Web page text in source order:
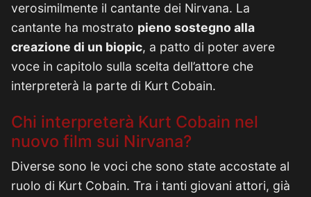
verosimilmente il cantante dei Nirvana. La
cantante ha mostrato pieno sostegno alla
creazione di un biopic, a patto di poter avere
voce in capitolo sulla scelta dell’attore che
interpreterà la parte di Kurt Cobain.
Chi interpreterà Kurt Cobain nel
nuovo film sui Nirvana?
Diverse sono le voci che sono state accostate al
ruolo di Kurt Cobain. Tra i tanti giovani attori, già